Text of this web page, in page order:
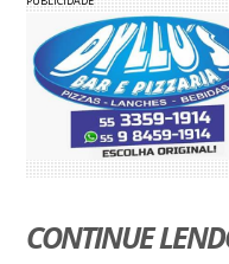
CONTINUE